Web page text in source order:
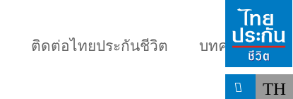
ติดต่อไทยประกันชีวิต บทความ
TH